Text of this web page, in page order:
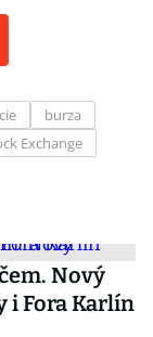
burza
Exchange
Nový
i Fora Karlín